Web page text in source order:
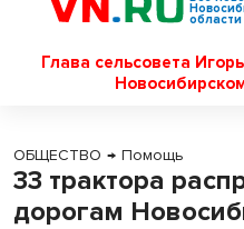
области
Глава сельсовета
ОБЩЕСТВО → Помощь
33 трактора
дорогам